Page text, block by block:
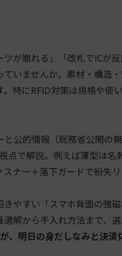
が崩れる」「改札でICが
いませんか。素材・構造
特にRFID対策は規格や使
公的情報（総務省公開の
点で解説。例えば薄型は
ナー＋落下ガードで紛失
やすい「スマホ背面の強
適解から手入れ方法まで
、明日の身だしなみと決済